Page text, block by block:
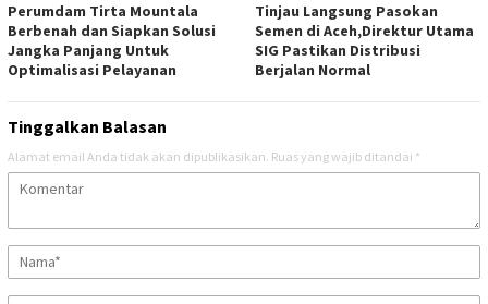
Perumdam Tirta Mountala
Berbenah dan Siapkan Solusi
Jangka Panjang Untuk
Optimalisasi Pelayanan
Tinjau Langsung Pasokan
Semen di Aceh,Direktur Utama
SIG Pastikan Distribusi
Berjalan Normal
Tinggalkan Balasan
Alamat email Anda tidak akan dipublikasikan. Ruas yang wajib ditandai *